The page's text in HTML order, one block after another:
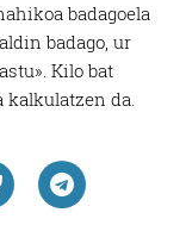
badagoela
badago, ur
Kilo bat
kalkulatzen da.